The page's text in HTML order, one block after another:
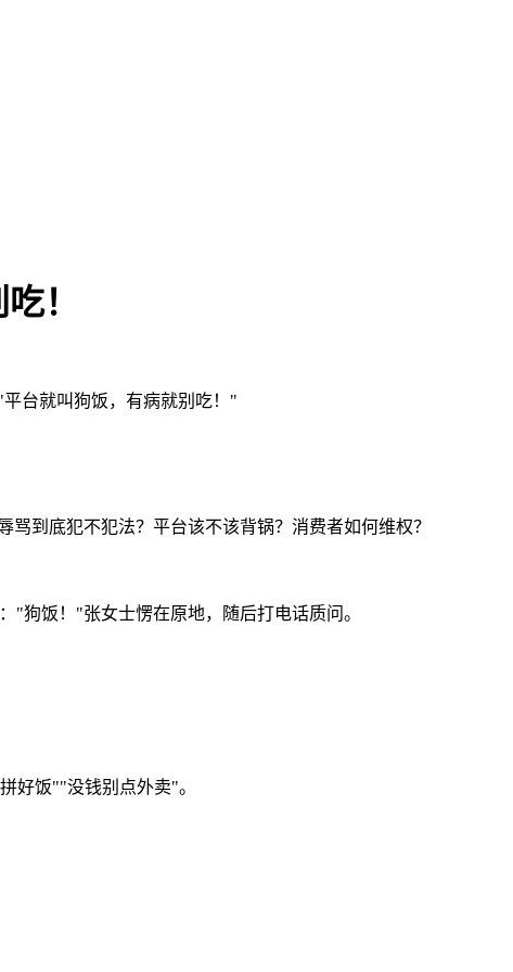
！
台就叫狗饭，有病就别吃！"
到底犯不犯法？平台该不该背锅？消费者如何维权？
狗饭！"张女士愣在原地，随后打电话质问。
好饭""没钱别点外卖"。